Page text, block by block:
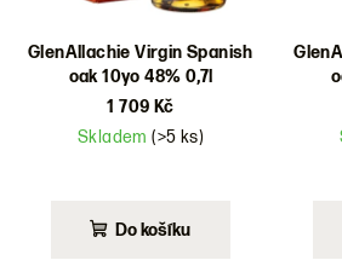
GlenAllachie Virgin Spanish
oak 10yo 48% 0,7l
1 709 Kč
Skladem(>5 ks)
Do košíku